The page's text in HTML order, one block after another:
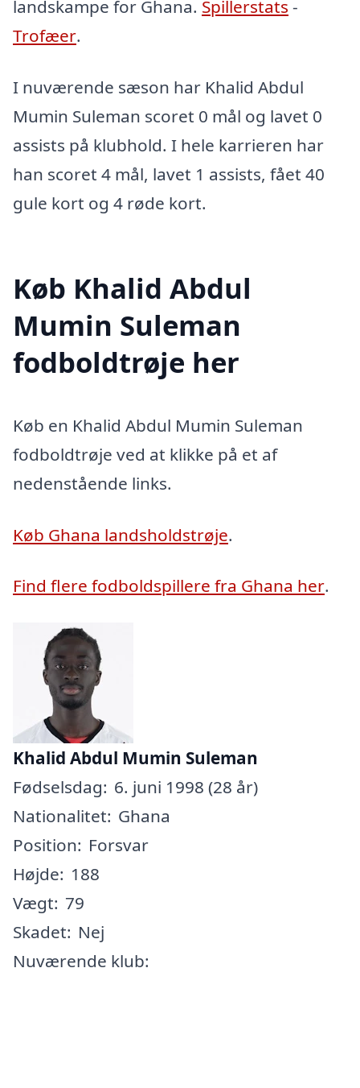
landskampe for Ghana. Spillerstats -
Trofæer.
I nuværende sæson har Khalid Abdul
Mumin Suleman scoret 0 mål og lavet 0
assists på klubhold. I hele karrieren har
han scoret 4 mål, lavet 1 assists, fået 40
gule kort og 4 røde kort.
Køb Khalid Abdul
Mumin Suleman
fodboldtrøje her
Køb en Khalid Abdul Mumin Suleman
fodboldtrøje ved at klikke på et af
nedenstående links.
Køb Ghana landsholdstrøje.
Find flere fodboldspillere fra Ghana her.
Khalid Abdul Mumin Suleman
Fødselsdag: 6. juni 1998 (28 år)
Nationalitet: Ghana
Position: Forsvar
Højde: 188
Vægt: 79
Skadet: Nej
Nuværende klub: